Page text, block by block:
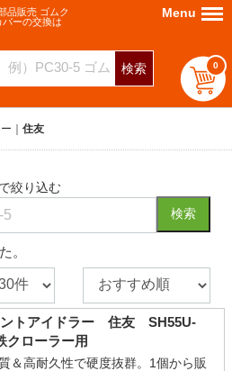
品販売 ゴムク
ーの交換は
検索 0
Menu Menu
住友
絞り込む
検索
。
ントアイドラー 住友 SH55U-
ローラー用
＆高耐久性で硬度抜群。1個から販